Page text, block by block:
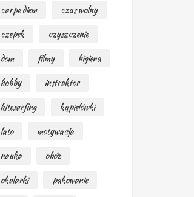
carpe diem
czas wolny
czepek
czyszczenie
dom
filmy
higiena
hobby
instruktor
kitesurfing
kąpielówki
lato
motywacja
nauka
obóz
okularki
pakowanie